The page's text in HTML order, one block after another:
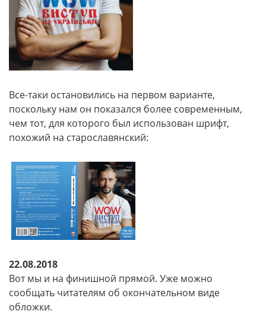
Все-таки остановились на первом варианте,
поскольку нам он показался более современным,
чем тот, для которого был использован шрифт,
похожий на старославянский:
22.08.2018
Вот мы и на финишной прямой. Уже можно
сообщать читателям об окончательном виде
обложки.